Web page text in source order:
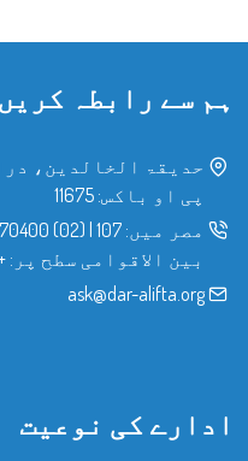
ہم سے رابطہ کریں
حدیقۃ الخالدین،
پی او باکس: 11675
مصر میں: 107
|
(02) 25970400
بین الاقوامی سطح پر:
ask@dar-alifta.org
ادارے کی نوعیت